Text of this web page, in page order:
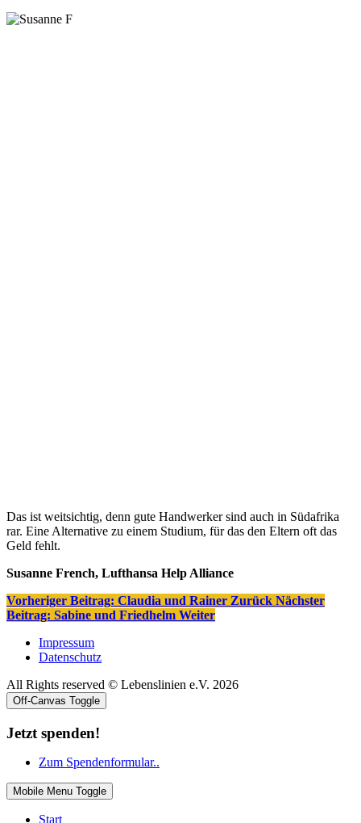
Das ist weitsichtig, denn gute Handwerker sind auch in Südafrika
rar. Eine Alternative zu einem Studium, für das den Eltern oft das
Geld fehlt.
Susanne French, Lufthansa Help Alliance
Vorheriger Beitrag: Claudia und Rainer Zurück Nächster
Beitrag: Sabine und Friedhelm Weiter
Impressum
Datenschutz
All Rights reserved © Lebenslinien e.V. 2026
Off-Canvas Toggle
Jetzt spenden!
Zum Spendenformular..
Mobile Menu Toggle
Start